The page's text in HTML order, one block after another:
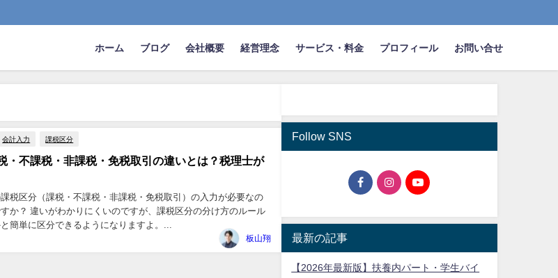
ホーム ブログ 会社概要 経営理念 サービス・料金 プロフィール お問い合せ
会計入力 課税区分
・不課税・非課税・免税取引の違いとは？税理士が
税区分（課税・不課税・非課税・免税取引）の入力が必要なの
か？ 違いがわかりにくいのですが、課税区分の分け方のルール
簡単に区分できるようになりますよ。...
板山翔
Follow SNS
最新の記事
【2026年最新版】扶養内パート・学生バイ